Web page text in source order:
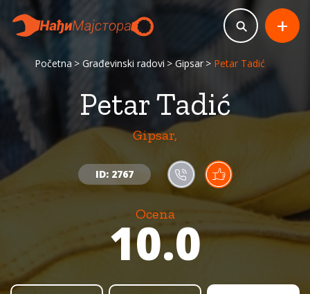
Početna Građevinski radovi Gipsar Petar Tadić
Petar Tadić
Gipsar,
ID: 2767
Ocena
10.0
+